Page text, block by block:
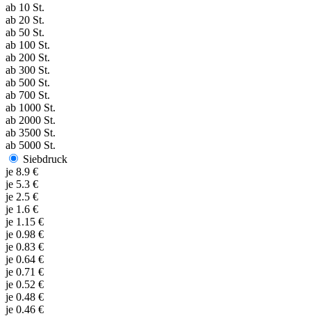
ab 10 St.
ab 20 St.
ab 50 St.
ab 100 St.
ab 200 St.
ab 300 St.
ab 500 St.
ab 700 St.
ab 1000 St.
ab 2000 St.
ab 3500 St.
ab 5000 St.
Siebdruck
je 8.9 €
je 5.3 €
je 2.5 €
je 1.6 €
je 1.15 €
je 0.98 €
je 0.83 €
je 0.64 €
je 0.71 €
je 0.52 €
je 0.48 €
je 0.46 €